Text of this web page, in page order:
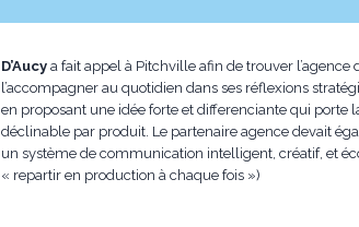
D’Aucy a fait appel à Pitchville afin de trouver
l’accompagner au quotidien dans ses réflexions
en proposant une idée forte et differenciante qui porte
déclinable par produit. Le partenaire agence devait
un système de communication intelligent, créatif, et
« repartir en production à chaque fois »)